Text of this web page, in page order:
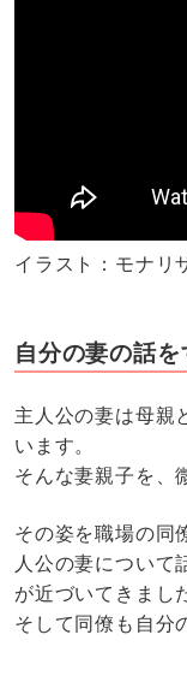
イラスト：モナリ
自分の妻の話
主人公の妻は母親
います。
そんな妻親子を、
その姿を職場の同
人公の妻について
が近づいてきまし
そして同僚も自分